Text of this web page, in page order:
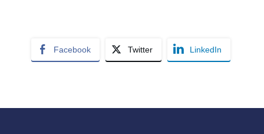
Facebook Twitter LinkedIn